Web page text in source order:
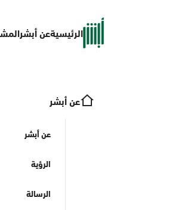
الرئيسيةعن أبشر
عن أبشر
عن أبشر
الرؤية
الرسالة